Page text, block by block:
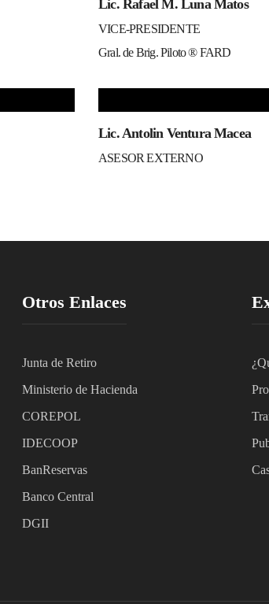
Lic. Rafael M. Luna Matos
VICE-PRESIDENTE
Gral. de Brig. Piloto ® FARD
Lic. Antolin Ventura Macea
ASESOR EXTERNO
Otros Enlaces
Junta de Retiro
Ministerio de Hacienda
COREPOL
IDECOOP
BanReservas
Banco Central
DGII